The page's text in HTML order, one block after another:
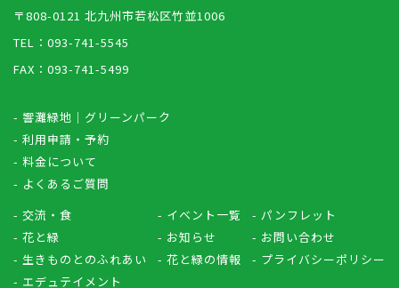
〒808-0121 北九州市若松区竹並1006
TEL：093-741-5545
FAX：093-741-5499
- 響灘緑地｜グリーンパーク
- 利用申請・予約
- 料金について
- よくあるご質問
- 交流・食
- 花と緑
- 生きものとのふれあい
- エデュテイメント
- イベント一覧
- お知らせ
- 花と緑の情報
- パンフレット
- お問い合わせ
- プライバシーポリシー